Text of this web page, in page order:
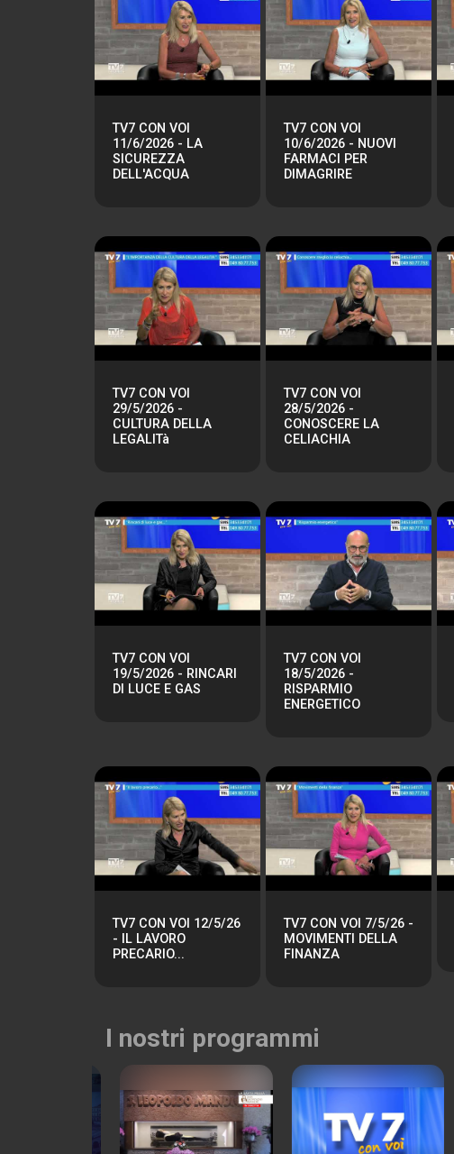
TV7 CON VOI
11/6/2026 - LA
SICUREZZA
DELL'ACQUA
TV7 CON VOI
10/6/2026 - NUOVI
FARMACI PER
DIMAGRIRE
TV7 CON VOI
29/5/2026 -
CULTURA DELLA
LEGALITà
TV7 CON VOI
28/5/2026 -
CONOSCERE LA
CELIACHIA
TV7 CON VOI
19/5/2026 - RINCARI
DI LUCE E GAS
TV7 CON VOI
18/5/2026 -
RISPARMIO
ENERGETICO
TV7 CON VOI 12/5/26
- IL LAVORO
PRECARIO...
TV7 CON VOI 7/5/26 -
MOVIMENTI DELLA
FINANZA
I nostri programmi